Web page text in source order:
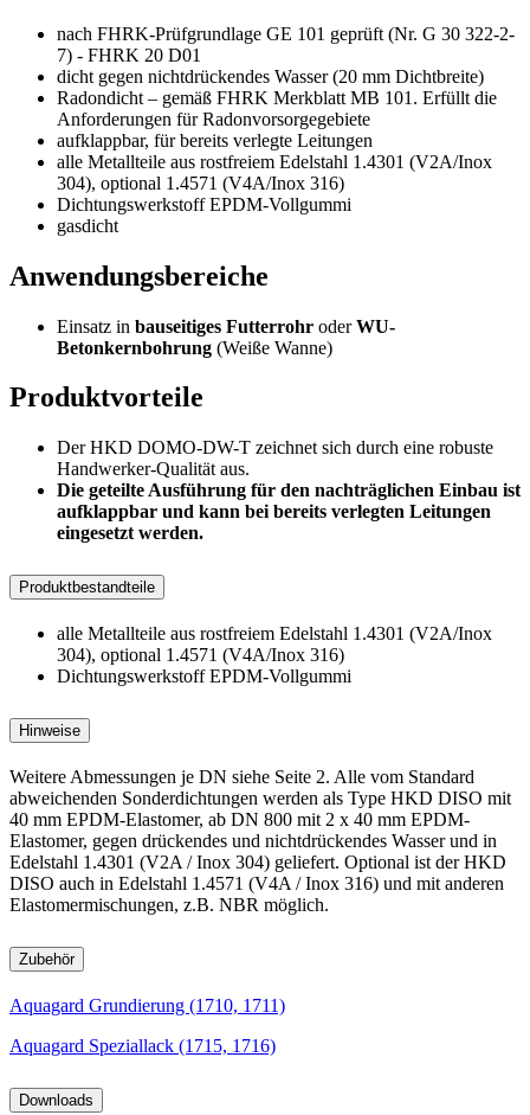
nach FHRK-Prüfgrundlage GE 101 geprüft (Nr. G 30 322-2-
7) - FHRK 20 D01
dicht gegen nichtdrückendes Wasser (20 mm Dichtbreite)
Radondicht – gemäß FHRK Merkblatt MB 101. Erfüllt die
Anforderungen für Radonvorsorgegebiete
aufklappbar, für bereits verlegte Leitungen
alle Metallteile aus rostfreiem Edelstahl 1.4301 (V2A/Inox
304), optional 1.4571 (V4A/Inox 316)
Dichtungswerkstoff EPDM-Vollgummi
gasdicht
Anwendungsbereiche
Einsatz in bauseitiges Futterrohr oderWU-
Betonkernbohrung (Weiße Wanne)
Produktvorteile
Der HKD DOMO-DW-T zeichnet sich durch eine robuste
Handwerker-Qualität aus.
Die geteilte Ausführung für den nachträglichen Einbau ist
aufklappbar und kann bei bereits verlegten Leitungen
eingesetzt werden.
Produktbestandteile
alle Metallteile aus rostfreiem Edelstahl 1.4301 (V2A/Inox
304), optional 1.4571 (V4A/Inox 316)
Dichtungswerkstoff EPDM-Vollgummi
Hinweise
Weitere Abmessungen je DN siehe Seite 2. Alle vom Standard
abweichenden Sonderdichtungen werden als Type HKD DISO mit
40 mm EPDM-Elastomer, ab DN 800 mit 2 x 40 mm EPDM-
Elastomer, gegen drückendes und nichtdrückendes Wasser und in
Edelstahl 1.4301 (V2A / Inox 304) geliefert. Optional ist der HKD
DISO auch in Edelstahl 1.4571 (V4A / Inox 316) und mit anderen
Elastomermischungen, z.B. NBR möglich.
Zubehör
Aquagard Grundierung (1710, 1711)
Aquagard Speziallack (1715, 1716)
Downloads